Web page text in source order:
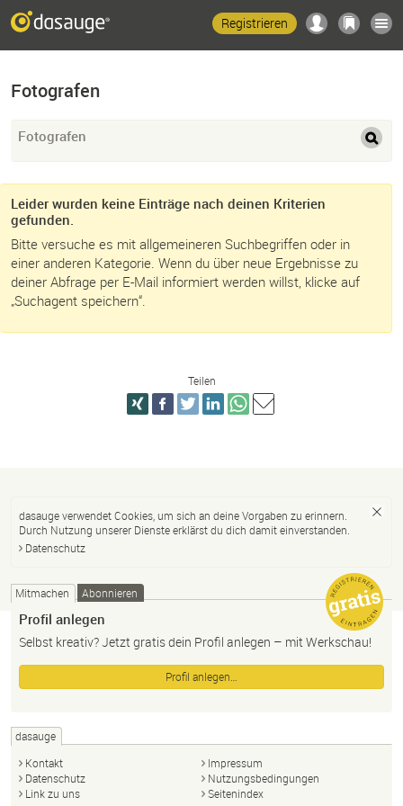
Registrieren
Fotografen
Fotografen
Leider wurden keine Einträge nach deinen Kriterien
gefunden.
Bitte versuche es mit allgemeineren Suchbegriffen oder in
einer anderen Kategorie. Wenn du über neue Ergebnisse zu
deiner Abfrage per E-Mail informiert werden willst, klicke auf
„Suchagent speichern“.
Teilen
dasauge verwendet Cookies, um sich an deine Vorgaben zu erinnern.
Durch Nutzung unserer Dienste erklärst du dich damit einverstanden.
Datenschutz
Mitmachen Abonnieren
Profil anlegen
Selbst kreativ? Jetzt gratis dein Profil anlegen – mit Werkschau!
Profil anlegen…
dasauge
Kontakt
Impressum
Datenschutz
Nutzungsbedingungen
Link zu uns
Seitenindex